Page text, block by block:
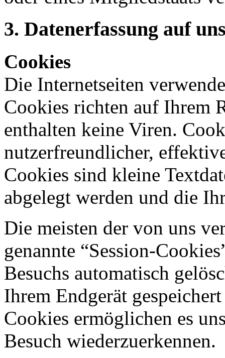
3. Datenerfassung auf
Cookies
Die Internetseiten
Cookies richten auf Ihrem
enthalten keine Viren.
nutzerfreundlicher,
Cookies sind kleine
abgelegt werden und die
Die meisten der von uns
genannte “Session-
Besuchs automatisch
Ihrem Endgerät
Cookies ermöglichen es
Besuch wiederzuerkennen.